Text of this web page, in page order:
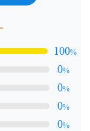
100%
0%
0%
0%
0%